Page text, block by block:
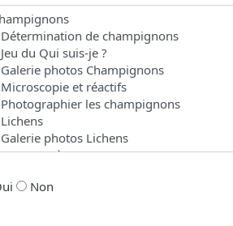
vous souhaitez effectuer une recherche.
Non